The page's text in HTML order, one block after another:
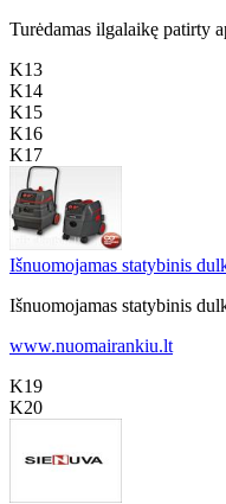
Turėdamas ilgalaikę patirty
K13
K14
K15
K16
K17
Išnuomojamas statybinis
Išnuomojamas statybinis
www.nuomairankiu.lt
K19
K20